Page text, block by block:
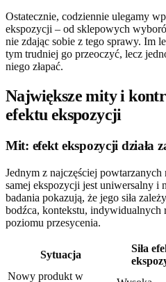
Ostatecznie, codziennie ulegamy
ekspozycji – od sklepowych
nie zdając sobie z tego sprawy. Im
tym trudniej go przeoczyć, lecz
niego złapać.
Największe mity i
efektu ekspozycji
Mit: efekt ekspozycji działa
Jednym z najczęściej
samej ekspozycji jest uniwersalny i
badania pokazują, że jego siła
bodźca, kontekstu,
poziomu przesycenia.
Sytuacja
Siła
Nowy produkt w